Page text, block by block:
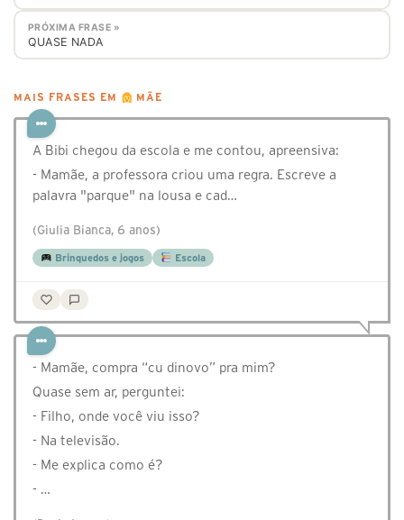
PRÓXIMA FRASE »
QUASE NADA
MAIS FRASES EM MÃE
A Bibi chegou da escola e me contou, apreensiva:
- Mamãe, a professora criou uma regra. Escreve a
palavra "parque" na lousa e cad…
(Giulia Bianca, 6 anos)
Brinquedos e jogos Escola
- Mamãe, compra “cu dinovo” pra mim?
Quase sem ar, perguntei:
- Filho, onde você viu isso?
- Na televisão.
- Me explica como é?
- …